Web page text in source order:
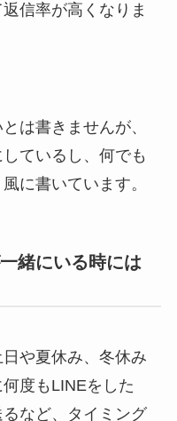
信率が高くなりま
は書きませんが、
ているし、何でも
に書いています。
緒にいる時には
や夏休み、冬休み
度もLINEをした
など、タイミング